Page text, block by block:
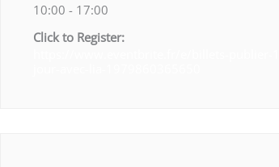
10:00 - 17:00
Click to Register: